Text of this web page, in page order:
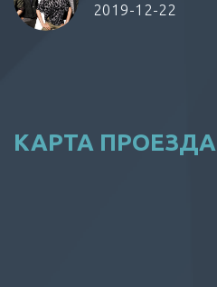
2019-12-22
КАРТА ПРОЕЗДА